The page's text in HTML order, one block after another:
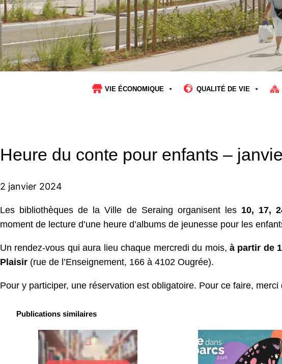
VIE ÉCONOMIQUE QUALITÉ DE VIE
Heure du conte pour enfants –
2 janvier 2024
Les bibliothèques de la Ville de Seraing organisent les10, 17,
moment de lecture d’une heure d’albums de jeunesse pour les
Un rendez-vous qui aura lieu chaque mercredi du mois, à partir de
Plaisir (rue de l’Enseignement, 166 à 4102 Ougrée).
Pour y participer, une réservation est obligatoire. Pour ce faire, merci
Publications similaires